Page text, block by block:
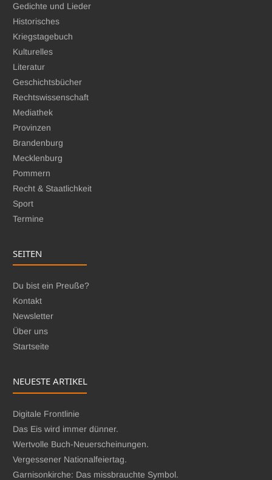
Gedichte und Lieder
Historisches
Kriegstagebuch
Kulturelles
Literatur
Geschichtsbücher
Rechtswissenschaft
Mediathek
Provinzen
Brandenburg
Mecklenburg
Pommern
Recht & Staatlichkeit
Sport
Termine
SEITEN
Du bist ein Preuße?
Kontakt
Newsletter
Über uns
Startseite
NEUESTE ARTIKEL
Digitale Frontlinie
Das Eis wird immer dünner.
Wertvolle Buch-Neuerscheinungen.
Vergessener Nationalfeiertag.
Garnisonkirche: Das missbrauchte Symbol.